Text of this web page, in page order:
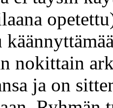
nokittain
ja on